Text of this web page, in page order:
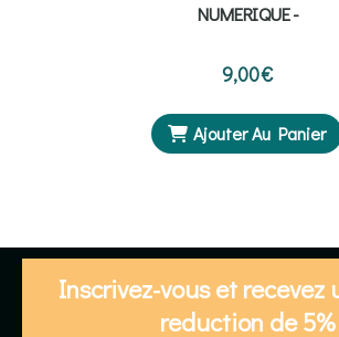
NUMERIQUE -
9,00€
Ajouter Au Panier
Inscrivez-vous et recevez
reduction de 5%